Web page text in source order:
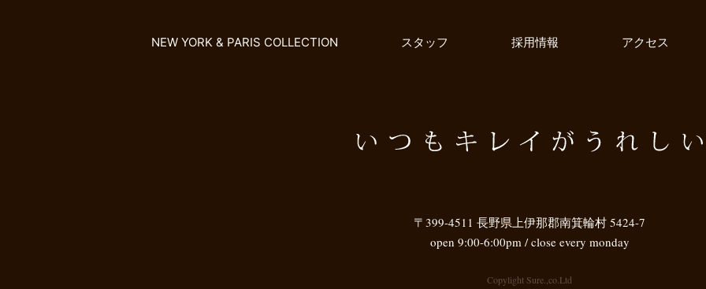
NEW YORK & PARIS COLLECTION スタッフ 採用情報 アクセス
〒399-4511 長野県上伊那郡南箕輪村 5424-7
open 9:00-6:00pm / close every monday
Copylight Sure.,co.Ltd